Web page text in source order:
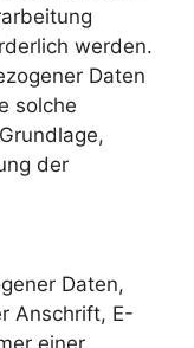
werden.
Daten
solche
der
Daten,
Anschrift, E-
einer